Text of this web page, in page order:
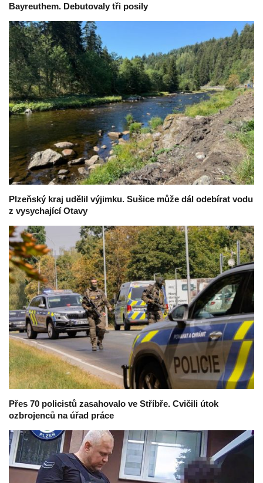
Bayreuthem. Debutovaly tři posily
Plzeňský kraj udělil výjimku. Sušice může dál odebírat vodu
z vysychající Otavy
Přes 70 policistů zasahovalo ve Stříbře. Cvičili útok
ozbrojenců na úřad práce